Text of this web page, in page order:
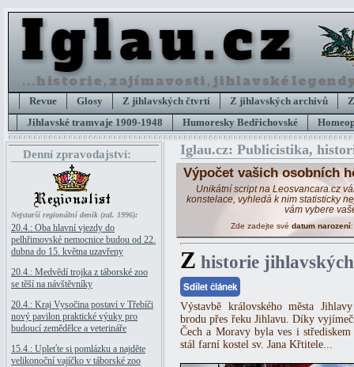
Revue Glosy Z jihlavských čtvrtí Z jihlavských archivů
Jihlavské tramvaje 1909-1948
Humoresky Bedřichovské
Denní zpravodajství:
Nejstarší regionální deník (zal. 1996):
20.4.: Oba hlavní vjezdy do
pelhřimovské nemocnice budou od 22.
dubna do 15. května uzavřeny
20.4.: Medvědí trojka z táborské zoo
se těší na návštěvníky
20.4.: Kraj Vysočina postaví v Třebíči
nový pavilon praktické výuky pro
budoucí zemědělce a veterináře
15.4.: Upleťte si pomlázku a najděte
velikonoční vajíčko v táborské zoo
Iglau.cz: Publicistika,
Výpočet vašich osobních
Unikátní script na Leosvancara.cz
konstelace, vyhledá k nim statisticky
vám vybere
Zde zadejte své datum narození
Z historie
Sdílet článek
Výstavbě královského města
brodu přes řeku Jihlavu. Díky
Čech a Moravy byla ves i
stál farní kostel sv. Jana Křtitele...